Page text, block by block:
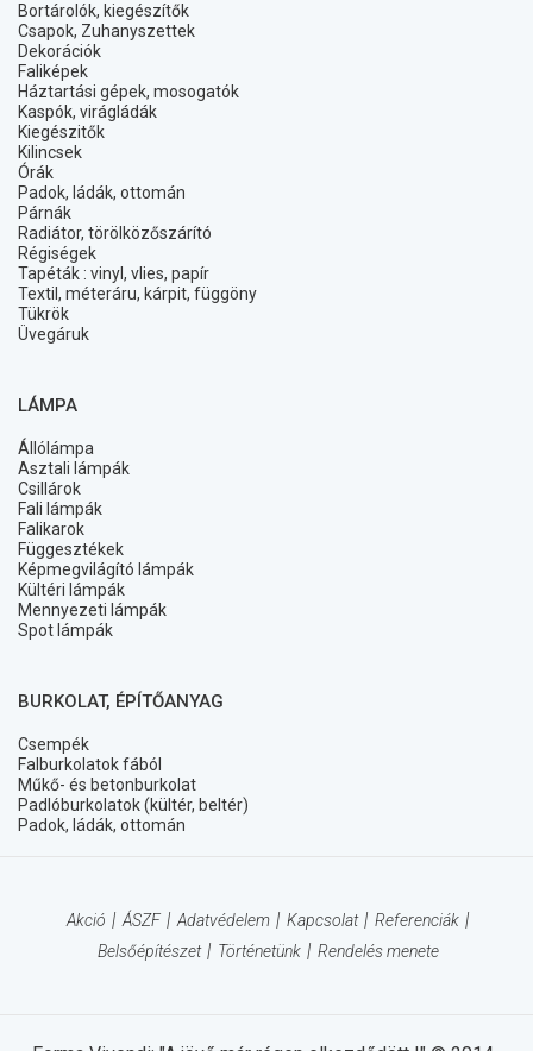
Bortárolók, kiegészítők
Csapok, Zuhanyszettek
Dekorációk
Faliképek
Háztartási gépek, mosogatók
Kaspók, virágládák
Kiegészitők
Kilincsek
Órák
Padok, ládák, ottomán
Párnák
Radiátor, törölközőszárító
Régiségek
Tapéták : vinyl, vlies, papír
Textil, méteráru, kárpit, függöny
Tükrök
Üvegáruk
LÁMPA
Állólámpa
Asztali lámpák
Csillárok
Fali lámpák
Falikarok
Függesztékek
Képmegvilágító lámpák
Kültéri lámpák
Mennyezeti lámpák
Spot lámpák
BURKOLAT, ÉPÍTŐANYAG
Csempék
Falburkolatok fából
Műkő- és betonburkolat
Padlóburkolatok (kültér, beltér)
Padok, ládák, ottomán
Akció ÁSZF Adatvédelem Kapcsolat
Referenciák
Belsőépítészet
Történetünk Rendelés menete